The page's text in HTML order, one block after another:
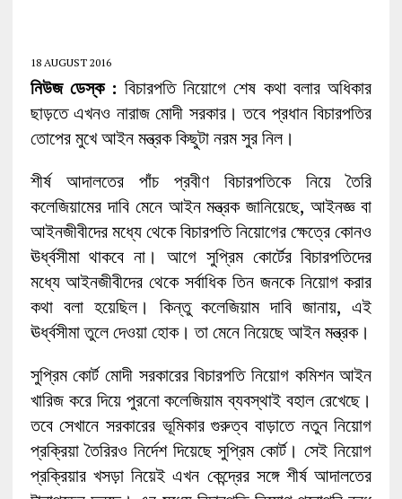
18 AUGUST 2016
নিউজ ডেস্ক : বিচারপতি নিয়োগে শেষ কথা বলার অধিকার
ছাড়তে এখনও নারাজ মোদী সরকার। তবে প্রধান বিচারপতির
তোপের মুখে আইন মন্ত্রক কিছুটা নরম সুর নিল।
শীর্ষ আদালতের পাঁচ প্রবীণ বিচারপতিকে নিয়ে তৈরি
কলেজিয়ামের দাবি মেনে আইন মন্ত্রক জানিয়েছে, আইনজ্ঞ বা
আইনজীবীদের মধ্যে থেকে বিচারপতি নিয়োগের ক্ষেত্রে কোনও
ঊর্ধ্বসীমা থাকবে না। আগে সুপ্রিম কোর্টের বিচারপতিদের
মধ্যে আইনজীবীদের থেকে সর্বাধিক তিন জনকে নিয়োগ করার
কথা বলা হয়েছিল। কিন্তু কলেজিয়াম দাবি জানায়, এই
ঊর্ধ্বসীমা তুলে দেওয়া হোক। তা মেনে নিয়েছে আইন মন্ত্রক।
সুপ্রিম কোর্ট মোদী সরকারের বিচারপতি নিয়োগ কমিশন আইন
খারিজ করে দিয়ে পুরনো কলেজিয়াম ব্যবস্থাই বহাল রেখেছে।
তবে সেখানে সরকারের ভূমিকার গুরুত্ব বাড়াতে নতুন নিয়োগ
প্রক্রিয়া তৈরিরও নির্দেশ দিয়েছে সুপ্রিম কোর্ট। সেই নিয়োগ
প্রক্রিয়ার খসড়া নিয়েই এখন কেন্দ্রের সঙ্গে শীর্ষ আদালতের